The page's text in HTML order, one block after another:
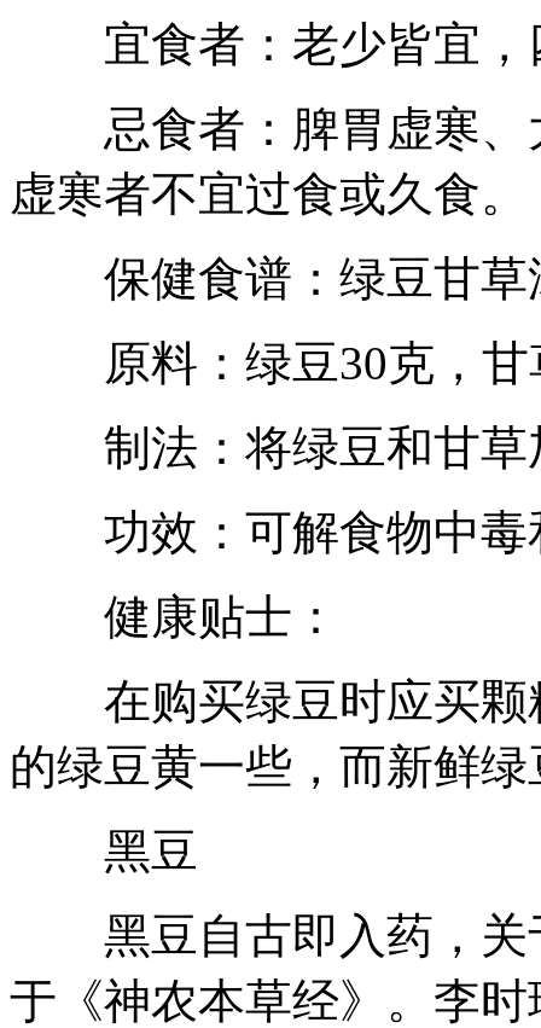
宜食者：老少皆宜，
忌食者：脾胃虚寒、
虚寒者不宜过食或久食。
保健食谱：绿豆甘草
原料：绿豆30克，甘
制法：将绿豆和甘草
功效：可解食物中毒
健康贴士：
在购买绿豆时应买颗
的绿豆黄一些，而新鲜
黑豆
黑豆自古即入药，关
于《神农本草经》。李